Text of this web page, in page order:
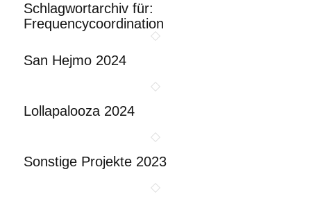
Schlagwortarchiv für:
Frequencycoordination
San Hejmo 2024
Lollapalooza 2024
Sonstige Projekte 2023